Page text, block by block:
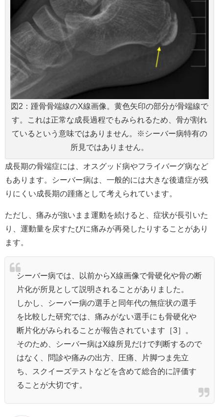
図2：踵骨骨端線のX線画像。黄色矢印の部分が骨端線で
す。これは正常な成長過程でもみられるため、骨が割れ
ているという意味ではありません。※シーバー病特有の
所見ではありません。
成長期の骨端症には、オスグッド病やフライバーグ病など
もあります。シーバー病は、一般的には大きな後遺症が残
りにくい成長期の踵痛として考えられています。
ただし、痛みが強いまま運動を続けると、症状が長引いた
り、運動量を戻すたびに痛みが再発したりすることがあり
ます。
シーバー病では、以前からX線画像で骨硬化や骨の断
片化が所見として説明されることがありました。
しかし、シーバー病の選手と同年代の無症状の選手
を比較した研究では、痛みがない選手にも骨硬化や
断片化がみられることが報告されています［3］。
そのため、シーバー病はX線所見だけで判断するので
はなく、問診や痛みの出方、圧痛、片脚つま先立
ち、スクイーズテストなどを含めて総合的に評価す
ることが大切です。